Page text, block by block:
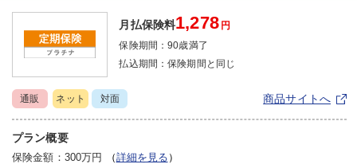
月払保険料1,278 円
保険期間：90歳満了
払込期間：保険期間と同じ
通販 ネット 対面 商品サイトへ
プラン概要
保険金額：300万円 （詳細を見る ）